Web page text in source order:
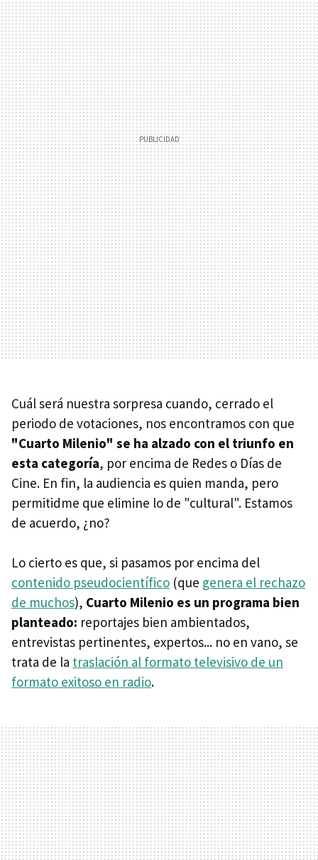
Cuál será nuestra sorpresa cuando, cerrado el
periodo de votaciones, nos encontramos con que
"Cuarto Milenio" se ha alzado con el triunfo en
esta categoría, por encima de Redes o Días de
Cine. En fin, la audiencia es quien manda, pero
permitidme que elimine lo de "cultural". Estamos
de acuerdo, ¿no?
Lo cierto es que, si pasamos por encima del
contenido pseudocientífico (que genera el rechazo
de muchos), Cuarto Milenio es un programa bien
planteado: reportajes bien ambientados,
entrevistas pertinentes, expertos... no en vano, se
trata de la traslación al formato televisivo de un
formato exitoso en radio.